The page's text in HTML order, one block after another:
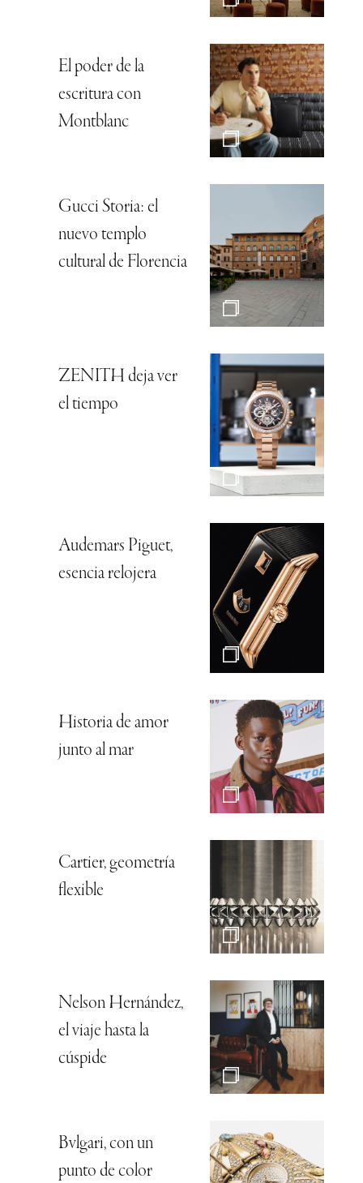
El poder de la
escritura con
Montblanc
Gucci Storia: el
nuevo templo
cultural de Florencia
ZENITH deja ver
el tiempo
Audemars Piguet,
esencia relojera
Historia de amor
junto al mar
Cartier, geometría
flexible
Nelson Hernández,
el viaje hasta la
cúspide
Bvlgari, con un
punto de color